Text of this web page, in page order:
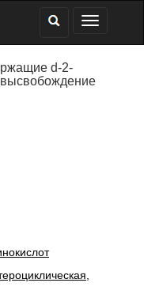
d-2-